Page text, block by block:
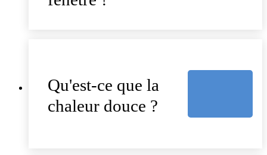
Qu'est-ce que la
chaleur douce ?